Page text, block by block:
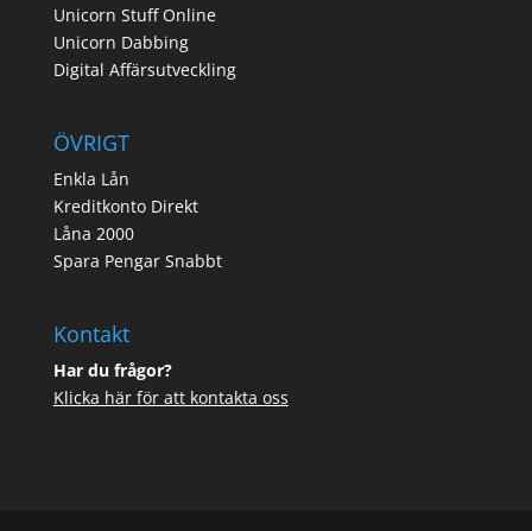
Unicorn Stuff Online
Unicorn Dabbing
Digital Affärsutveckling
ÖVRIGT
Enkla Lån
Kreditkonto Direkt
Låna 2000
Spara Pengar Snabbt
Kontakt
Har du frågor?
Klicka här för att kontakta oss